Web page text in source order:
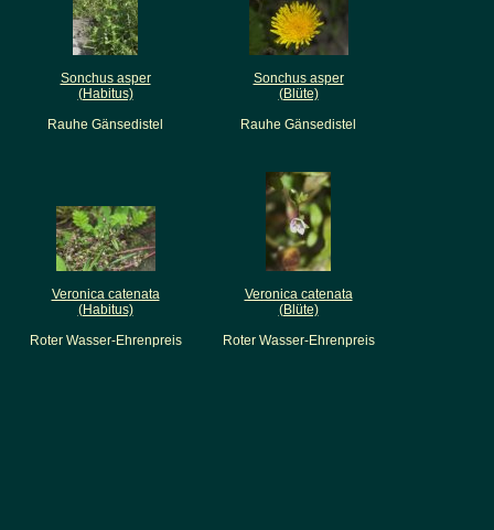
Sonchus asper
(Habitus)
Rauhe Gänsedistel
Sonchus asper
(Blüte)
Rauhe Gänsedistel
Veronica catenata
(Habitus)
Roter Wasser-Ehrenpreis
Veronica catenata
(Blüte)
Roter Wasser-Ehrenpreis